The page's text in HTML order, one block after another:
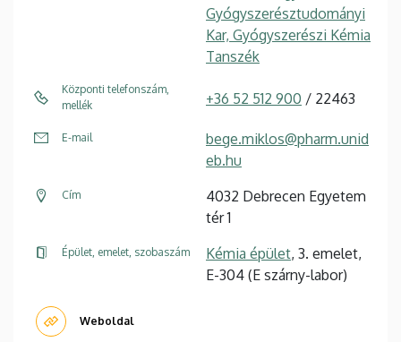
Gyógyszerésztudományi
Kar, Gyógyszerészi Kémia
Tanszék
Központi telefonszám,
mellék
+36 52 512 900 / 22463
E-mail
bege.miklos@pharm.unid
eb.hu
Cím
4032 Debrecen Egyetem
tér 1
Épület, emelet, szobaszám Kémia épület, 3. emelet,
E-304 (E szárny-labor)
Weboldal